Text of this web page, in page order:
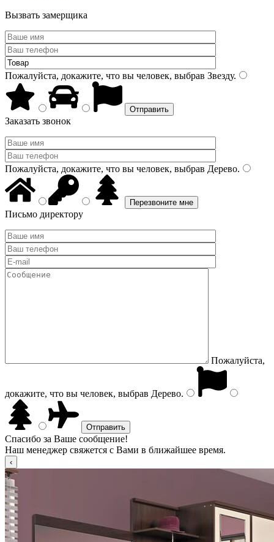
Вызвать замерщика
Пожалуйста, докажите, что вы человек, выбрав Звезду.
Заказать звонок
Пожалуйста, докажите, что вы человек, выбрав Дерево.
Письмо директору
Пожалуйста,
докажите, что вы человек, выбрав Дерево.
Спасибо за Ваше сообщение!
Наш менеджер свяжется с Вами в ближайшее время.